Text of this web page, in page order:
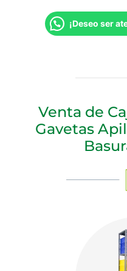
¡Deseo ser
Venta de
Gavetas